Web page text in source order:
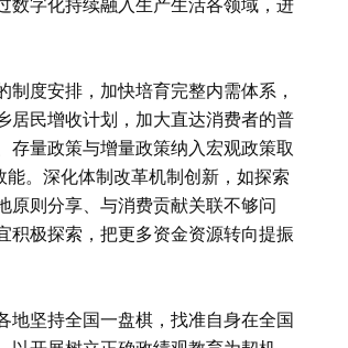
数字化持续融入生产生活各领域，进
度安排，加快培育完整内需体系，
居民增收计划，加大直达消费者的普
存量政策与增量政策纳入宏观政策取
能。深化体制改革机制创新，如探索
原则分享、与消费贡献关联不够问
积极探索，把更多资金资源转向提振
地坚持全国一盘棋，找准自身在全国